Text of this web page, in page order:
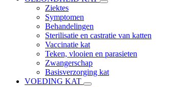
Ziektes
Symptomen
Behandelingen
Sterilisatie en castratie van katten
Vaccinatie kat
Teken, vlooien en parasieten
Zwangerschap
Basisverzorging kat
VOEDING KAT